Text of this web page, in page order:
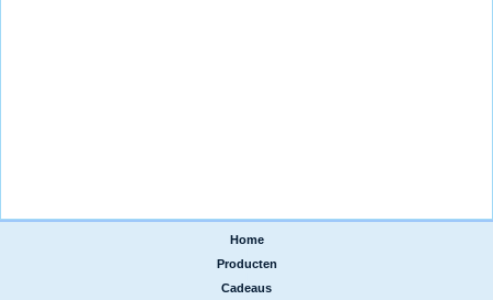
Home
Producten
Cadeaus